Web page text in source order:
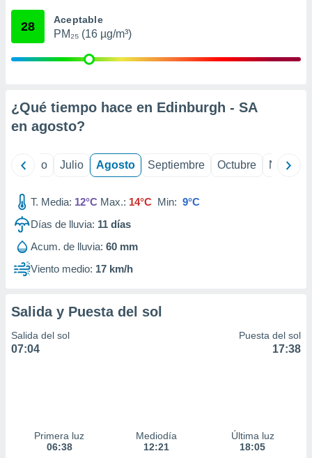
e
publicidad
1199
28 Aceptable
PM₂₅ (16 µg/m³)
¿Qué tiempo hace en Edinburgh - SA
en agosto?
Junio Julio Agosto Septiembre Octubre
T. Media: 12°C Max.: 14°C Min: 9°C
Días de lluvia: 11 días
Acum. de lluvia: 60 mm
Viento medio: 17 km/h
Salida y Puesta del sol
Salida del sol
07:04
Puesta del sol
17:38
Primera luz
06:38
Mediodía
12:21
Última luz
18:05